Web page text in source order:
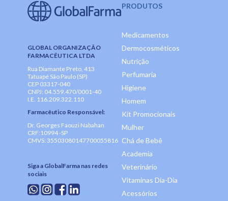
GLOBAL ORGANIZAÇÃO
FARMACÊUTICA LTDA
Rua Diamante Preto, 413
Tatuapé São Paulo (SP)
CEP 03317-040
CNPJ: 04.559.470/0001-40
I.E. 116.209.322.110
Farmacêutico Responsável:
Dr. Georges Faouzi Nabahan
CRF:10994 -SP
CMVS: 35503080147700055816
Siga a GlobalFarma nas redes
sociais
PRODUTOS
Medicamentos
Dermocosméticos
Nutrição
Perfumaria
Higiene
Homem
Kit Promocionais
Mulher
Chá de Bebê
Academia
Veterinário
Vitaminas Dia-Dia
Acessórios